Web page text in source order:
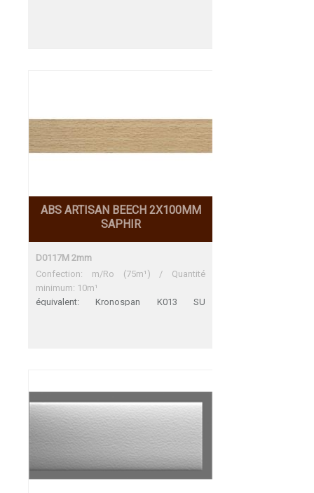
ABS ARTISAN BEECH 2X100MM
SAPHIR
D0117M 2mm
Confection: m/Ro (75m¹) / Quantité
minimum: 10m¹
équivalent: Kronospan K013 SU